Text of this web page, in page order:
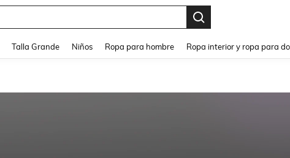
Talla Grande Niños Ropa para hombre Ropa interior y ropa para